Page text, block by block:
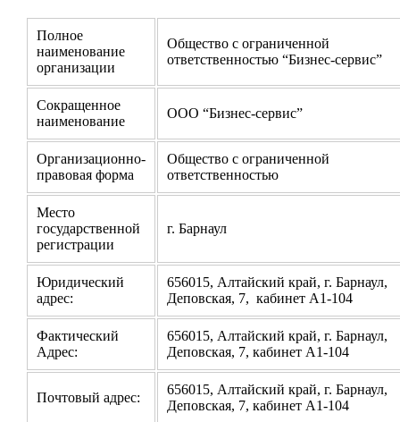
Полное
наименование
организации
Общество с ограниченной
ответственностью “Бизнес-сервис”
Сокращенное
наименование
ООО “Бизнес-сервис”
Организационно-
правовая форма
Общество с ограниченной
ответственностью
Место
государственной
регистрации
г. Барнаул
Юридический
адрес:
656015, Алтайский край, г. Барнаул,
Деповская, 7, кабинет А1-104
Фактический
Адрес:
656015, Алтайский край, г. Барнаул,
Деповская, 7, кабинет А1-104
Почтовый адрес:
656015, Алтайский край, г. Барнаул,
Деповская, 7, кабинет А1-104